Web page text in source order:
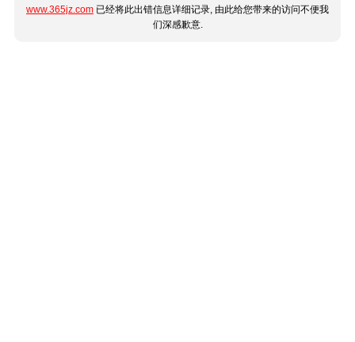
www.365jz.com 已经将此出错信息详细记录, 由此给您带来的访问不便我
们深感歉意.